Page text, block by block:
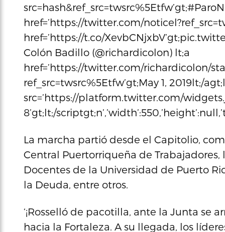
href=’https://twitter.com/
href=’https://t.co/
Colón Badillo (@richardicolon) lt;a
href=’https://twitter.com/richardicolon/
ref_src=twsrc%5Etfw’gt;May 1, 2019lt;/
src=’https://platform.twitter.com/
8’gt;lt;/
La marcha partió desde el Capitolio,
Central Puertorriqueña de
Docentes de la Universidad de Puerto
la Deuda, entre otros.
‘¡Rosselló de pacotilla, ante la Junta se
hacia la Fortaleza. A su llegada, los